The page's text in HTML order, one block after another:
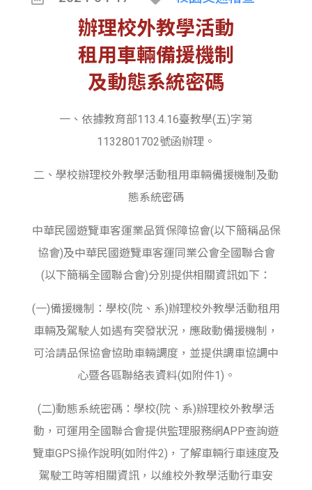
辦理校外教學活動
租用車輛備援機制
及動態系統密碼
一、依據教育部113.4.16臺教學(五)字第
1132801702號函辦理。
二、學校辦理校外教學活動租用車輛備援機制及動
態系統密碼
中華民國遊覽車客運業品質保障協會(以下簡稱品保
協會)及中華民國遊覽車客運同業公會全國聯合會
(以下簡稱全國聯合會)分別提供相關資訊如下：
(一)備援機制：學校(院、系)辦理校外教學活動租用
車輛及駕駛人如遇有突發狀況，應啟動備援機制，
可洽請品保協會協助車輛調度，並提供調車協調中
心暨各區聯絡表資料(如附件1)。
(二)動態系統密碼：學校(院、系)辦理校外教學活
動，可運用全國聯合會提供監理服務網APP查詢遊
覽車GPS操作說明(如附件2)，了解車輛行車速度及
駕駛工時等相關資訊，以維校外教學活動行車安